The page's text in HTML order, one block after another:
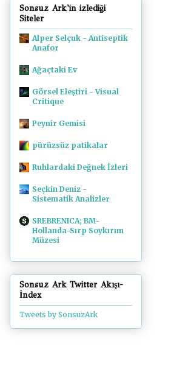
Sonsuz Ark'in izlediği
Siteler
Alper Selçuk - Antiseptik
Anafor
Ağaçtaki Ev
Görsel Eleştiri - Visual
Critique
Peynir Gemisi
pürüzsüz patikalar
Ruhlardaki Değnek İzleri
Seçkin Deniz -
Sistematik Analizler
SREBRENICA; BM-
Hollanda-Sırp Soykırım
Müzesi
Sonsuz Ark Twitter Akışı-
İndex
Tweets by SonsuzArk